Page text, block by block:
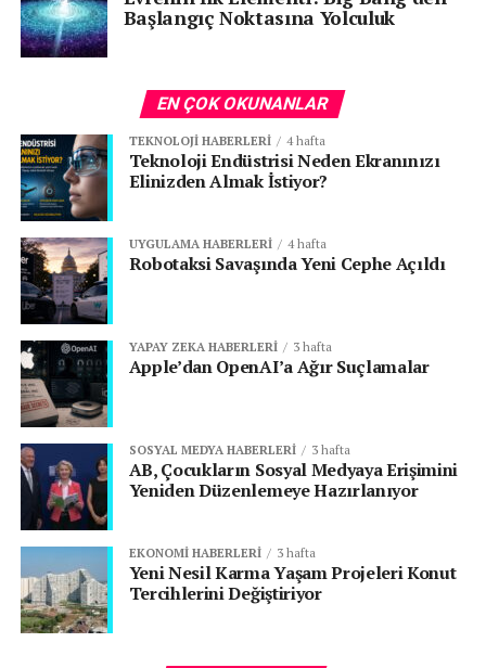
Başlangıç Noktasına Yolculuk
EN ÇOK OKUNANLAR
TEKNOLOJI HABERLERI 4 hafta
Teknoloji Endüstrisi Neden Ekranınızı
Elinizden Almak İstiyor?
UYGULAMA HABERLERI 4 hafta
Robotaksi Savaşında Yeni Cephe Açıldı
YAPAY ZEKA HABERLERI 3 hafta
Apple’dan OpenAI’a Ağır Suçlamalar
SOSYAL MEDYA HABERLERI 3 hafta
AB, Çocukların Sosyal Medyaya Erişimini
Yeniden Düzenlemeye Hazırlanıyor
EKONOMI HABERLERI 3 hafta
Yeni Nesil Karma Yaşam Projeleri Konut
Tercihlerini Değiştiriyor